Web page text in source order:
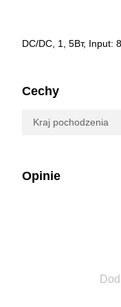
DC/DC, 1, 5Вт, Input:
Cechy
Kraj pochodzenia
Opinie